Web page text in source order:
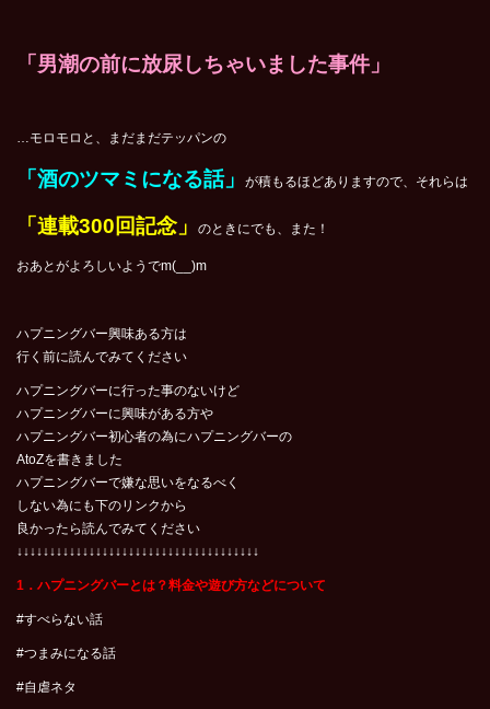
「男潮の前に放尿しちゃいました事件」
…モロモロと、まだまだテッパンの
「酒のツマミになる話」 が積もるほどありますので、それらは
「連載300回記念」 のときにでも、また！
おあとがよろしいようでm(__)m
ハプニングバー興味ある方は
行く前に読んでみてください
ハプニングバーに行った事のないけど
ハプニングバーに興味がある方や
ハプニングバー初心者の為にハプニングバーの
AtoZを書きました
ハプニングバーで嫌な思いをなるべく
しない為にも下のリンクから
良かったら読んでみてください
↓↓↓↓↓↓↓↓↓↓↓↓↓↓↓↓↓↓↓↓↓↓↓↓↓↓↓↓↓↓↓↓↓↓↓↓↓
1．ハプニングバーとは？料金や遊び方などについて
#すべらない話
#つまみになる話
#自虐ネタ